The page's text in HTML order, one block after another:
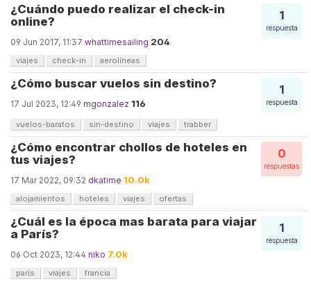
1
respuesta
¿Cuándo puedo realizar el check-in
online?
09 Jun 2017, 11:37 whattimesailing 204
viajes check-in aerolíneas
1
respuesta
¿Cómo buscar vuelos sin destino?
17 Jul 2023, 12:49 mgonzalez 116
vuelos-baratos sin-destino viajes trabber
0
respuestas
¿Cómo encontrar chollos de hoteles en
tus viajes?
17 Mar 2022, 09:32 dkatime 10.0k
alojamientos hoteles viajes ofertas
1
respuesta
¿Cuál es la época mas barata para viajar
a París?
06 Oct 2023, 12:44 niko 7.0k
parís viajes francia